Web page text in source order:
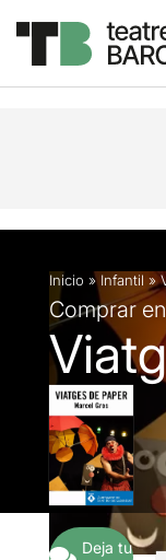
Inicio » Infantil »
Comprar
Deja tu